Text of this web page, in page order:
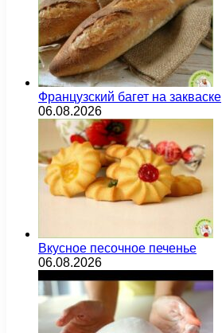
Французский багет на закваске
06.08.2026
Вкусное песочное печенье
06.08.2026